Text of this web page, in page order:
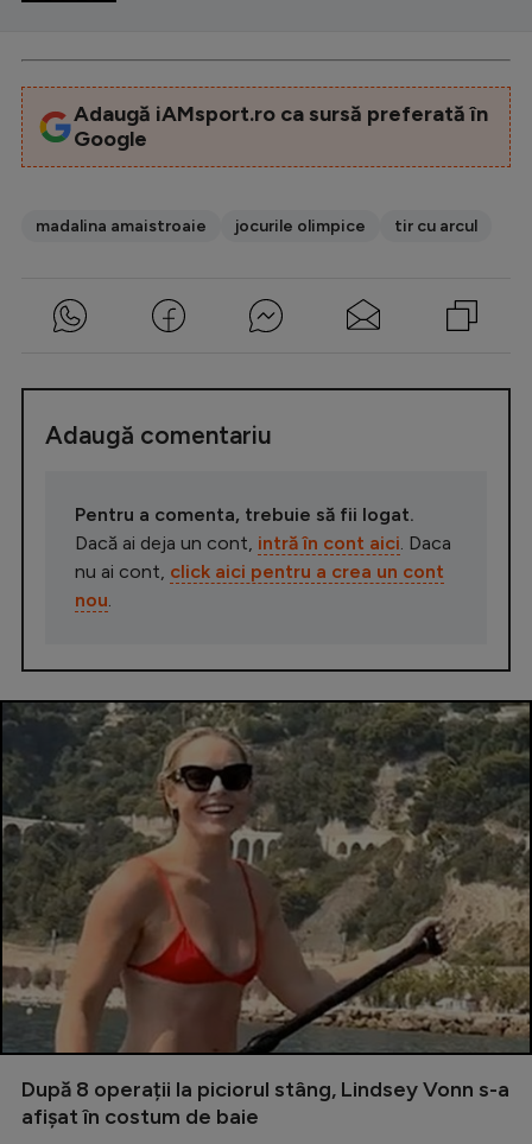
Adaugă iAMsport.ro ca sursă preferată în
Google
madalina amaistroaie jocurile olimpice tir cu arcul
Adaugă comentariu
Pentru a comenta, trebuie să fii logat.
Dacă ai deja un cont, intră în cont aici. Daca
nu ai cont, click aici pentru a crea un cont
nou.
După 8 operații la piciorul stâng, Lindsey Vonn s-a
afișat în costum de baie